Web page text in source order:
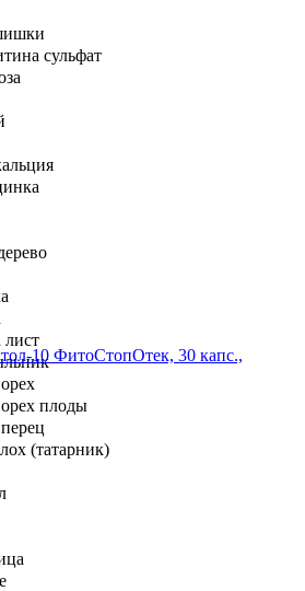
сульфат
лист
плоды
(татарник)
10 ФитоСтопОтек, 30 капс.,